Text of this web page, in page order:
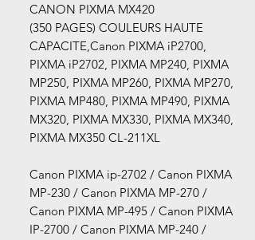
CANON PIXMA MX420
(350 PAGES) COULEURS HAUTE
CAPACITE,Canon PIXMA iP2700,
PIXMA iP2702, PIXMA MP240, PIXMA
MP250, PIXMA MP260, PIXMA MP270,
PIXMA MP480, PIXMA MP490, PIXMA
MX320, PIXMA MX330, PIXMA MX340,
PIXMA MX350 CL-211XL
Canon PIXMA ip-2702 / Canon PIXMA
MP-230 / Canon PIXMA MP-270 /
Canon PIXMA MP-495 / Canon PIXMA
IP-2700 / Canon PIXMA MP-240 /